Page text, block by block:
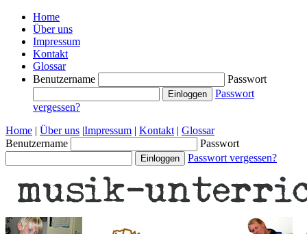
Home
Über uns
Impressum
Kontakt
Glossar
Benutzername
Passwort
Passwort
vergessen?
Home | Über uns |Impressum | Kontakt | Glossar
Benutzername
Passwort
Passwort vergessen?